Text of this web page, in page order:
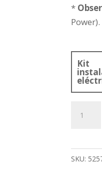
*
Power).
Kit
Grande
3-
5
SKU: